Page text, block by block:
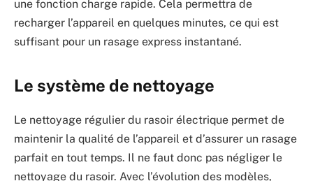
une fonction charge rapide. Cela permettra de
recharger l’appareil en quelques minutes, ce qui est
suffisant pour un rasage express instantané.
Le système de nettoyage
Le nettoyage régulier du rasoir électrique permet de
maintenir la qualité de l’appareil et d’assurer un rasage
parfait en tout temps. Il ne faut donc pas négliger le
nettoyage du rasoir. Avec l’évolution des modèles,